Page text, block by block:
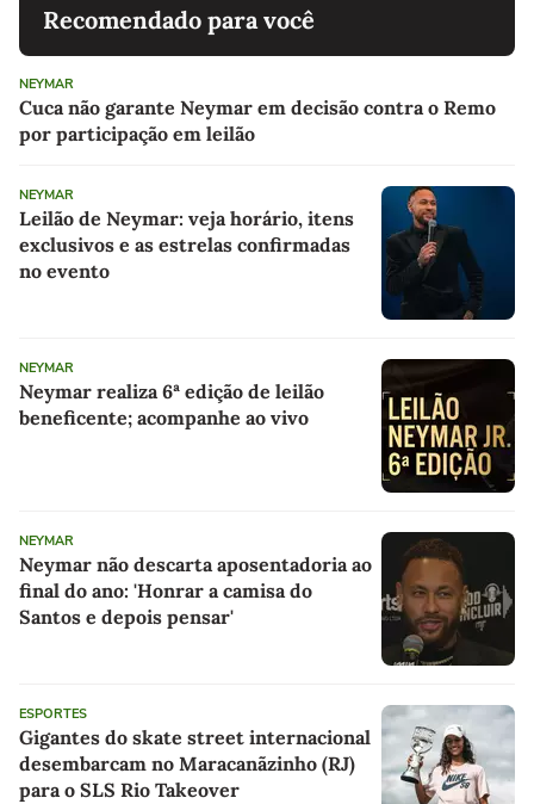
Recomendado para você
NEYMAR
Cuca não garante Neymar em decisão contra o Remo
por participação em leilão
NEYMAR
Leilão de Neymar: veja horário, itens
exclusivos e as estrelas confirmadas
no evento
NEYMAR
Neymar realiza 6ª edição de leilão
beneficente; acompanhe ao vivo
NEYMAR
Neymar não descarta aposentadoria ao
final do ano: 'Honrar a camisa do
Santos e depois pensar'
ESPORTES
Gigantes do skate street internacional
desembarcam no Maracanãzinho (RJ)
para o SLS Rio Takeover